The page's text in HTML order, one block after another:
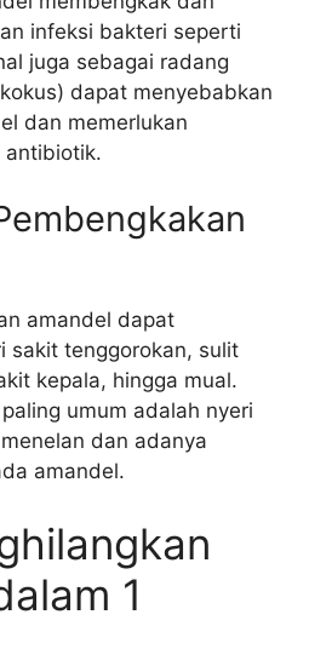
infeksi bakteri seperti
juga sebagai radang
dapat menyebabkan
dan memerlukan
antibiotik.
amandel dapat
sakit tenggorokan, sulit
kepala, hingga mual.
umum adalah nyeri
dan adanya
amandel.
1